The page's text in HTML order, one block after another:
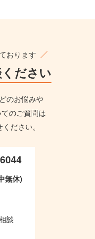
おります
ださい
のお悩みや
のご質問は
ださい。
無休)
談